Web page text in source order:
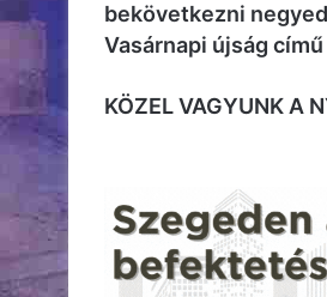
bekövetkezni
Vasárnapi újság
KÖZEL VAGYUNK A